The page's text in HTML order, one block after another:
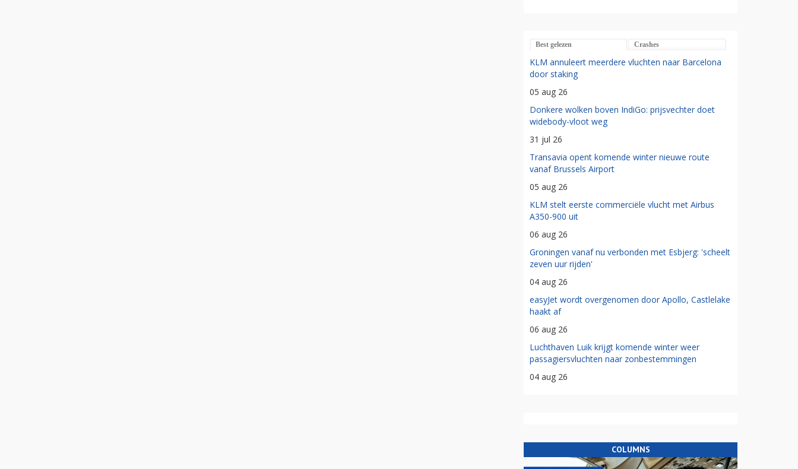
Best gelezen Crashes
KLM annuleert meerdere vluchten naar Barcelona
door staking
05 aug 26
Donkere wolken boven IndiGo: prijsvechter doet
widebody-vloot weg
31 jul 26
Transavia opent komende winter nieuwe route
vanaf Brussels Airport
05 aug 26
KLM stelt eerste commerciële vlucht met Airbus
A350-900 uit
06 aug 26
Groningen vanaf nu verbonden met Esbjerg: 'scheelt
zeven uur rijden'
04 aug 26
easyJet wordt overgenomen door Apollo, Castlelake
haakt af
06 aug 26
Luchthaven Luik krijgt komende winter weer
passagiersvluchten naar zonbestemmingen
04 aug 26
COLUMNS